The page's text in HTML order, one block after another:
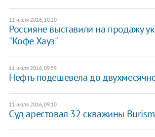
11 июля 2016, 10:20
Россияне выставили на продажу
"Кофе Хауз"
11 июля 2016, 09:59
Нефть подешевела до
11 июля 2016, 09:10
Суд арестовал 32 скважины